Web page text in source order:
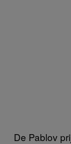
De Pablov